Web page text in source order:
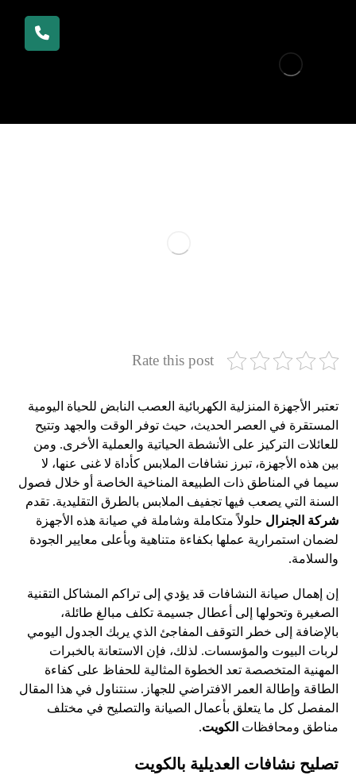
Rate this post
تعتبر الأجهزة المنزلية الكهربائية العصب النابض للحياة اليومية
المستقرة في العصر الحديث، حيث توفر الوقت والجهد وتتيح
للعائلات التركيز على الأنشطة الحياتية والعملية الأخرى. ومن
بين هذه الأجهزة، تبرز نشافات الملابس كأداة لا غنى عنها، لا
سيما في المناطق ذات الطبيعة المناخية الخاصة أو خلال فصول
السنة التي يصعب فيها تجفيف الملابس بالطرق التقليدية. تقدم
شركة الجنرال حلولاً متكاملة وشاملة في صيانة هذه الأجهزة
لضمان استمرارية عملها بكفاءة متناهية وبأعلى معايير الجودة
والسلامة.
إن إهمال صيانة النشافات قد يؤدي إلى تراكم المشاكل التقنية
الصغيرة وتحولها إلى أعطال جسيمة تكلف مبالغ طائلة،
بالإضافة إلى خطر التوقف المفاجئ الذي يربك الجدول اليومي
لربات البيوت والمؤسسات. لذلك، فإن الاستعانة بالخبرات
المهنية المتخصصة تعد الخطوة المثالية للحفاظ على كفاءة
الطاقة وإطالة العمر الافتراضي للجهاز. سنتناول في هذا المقال
المفصل كل ما يتعلق بأعمال الصيانة والتصليح في مختلف
مناطق ومحافظات الكويت.
تصليح نشافات العديلية بالكويت